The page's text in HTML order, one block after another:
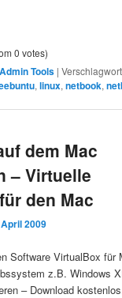
0 votes)
Admin Tools |
,linux,netbook,
dem Mac
– Virtuelle
den Mac
2009
Software VirtualBox für
z.B. Windows
– Download